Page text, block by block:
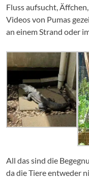
Fluss aufsucht,
Videos von Pumas
an einem Strand oder
All das sind die
da die Tiere entweder